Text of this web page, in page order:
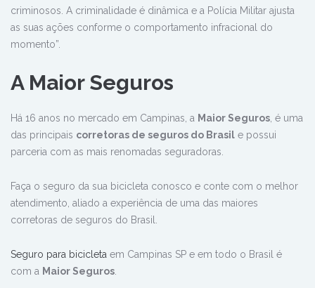
criminosos. A criminalidade é dinâmica e a Polícia Militar ajusta
as suas ações conforme o comportamento infracional do
momento”.
A Maior Seguros
Há 16 anos no mercado em Campinas, a Maior Seguros , é uma
das principais corretoras de seguros do Brasil e possui
parceria com as mais renomadas seguradoras.
Faça o seguro da sua bicicleta conosco e conte com o melhor
atendimento, aliado a experiência de uma das maiores
corretoras de seguros do Brasil.
Seguro para bicicleta em Campinas SP e em todo o Brasil é
com a Maior Seguros